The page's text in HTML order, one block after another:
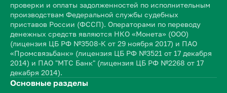
проверки и оплаты задолженностей по исполнительным
производствам Федеральной службы судебных
приставов России (ФССП). Операторами по переводу
денежных средств являются НКО «Монета» (ООО)
(лицензия ЦБ РФ №3508-К от 29 ноября 2017) и ПАО
«Промсвязьбанк» (лицензия ЦБ РФ №3521 от 17 декабря
2014) и ПАО "МТС Банк" (лицензия ЦБ РФ №2268 от 17
декабря 2014).
Основные разделы